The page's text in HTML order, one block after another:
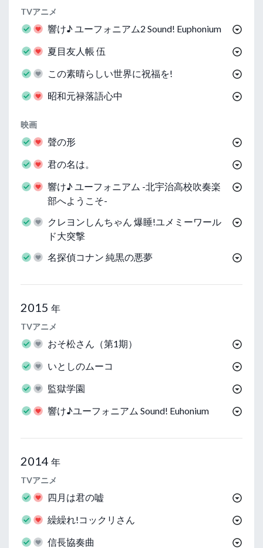
TVアニメ
響け♪ ユーフォニアム2 Sound! Euphonium
夏目友人帳 伍
この素晴らしい世界に祝福を!
昭和元禄落語心中
映画
聲の形
君の名は。
響け♪ ユーフォニアム -北宇治高校吹奏楽
部へようこそ-
クレヨンしんちゃん 爆睡!ユメミーワール
ド大突撃
名探偵コナン 純黒の悪夢
2015 年
TVアニメ
おそ松さん（第1期）
いとしのムーコ
監獄学園
響け♪ユーフォニアム Sound! Euhonium
2014 年
TVアニメ
四月は君の嘘
繰繰れ!コックリさん
信長協奏曲